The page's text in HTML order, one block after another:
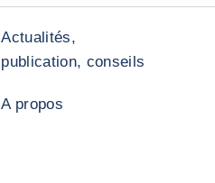
Actualités,
publication, conseils
A propos